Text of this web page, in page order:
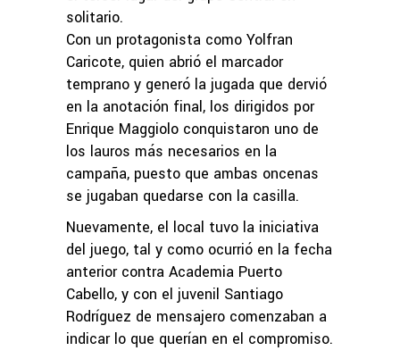
solitario.
Con un protagonista como Yolfran
Caricote, quien abrió el marcador
temprano y generó la jugada que dervió
en la anotación final, los dirigidos por
Enrique Maggiolo conquistaron uno de
los lauros más necesarios en la
campaña, puesto que ambas oncenas
se jugaban quedarse con la casilla.
Nuevamente, el local tuvo la iniciativa
del juego, tal y como ocurrió en la fecha
anterior contra Academia Puerto
Cabello, y con el juvenil Santiago
Rodríguez de mensajero comenzaban a
indicar lo que querían en el compromiso.